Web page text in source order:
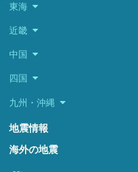
東海
近畿
中国
四国
九州・沖縄
地震情報
海外の地震